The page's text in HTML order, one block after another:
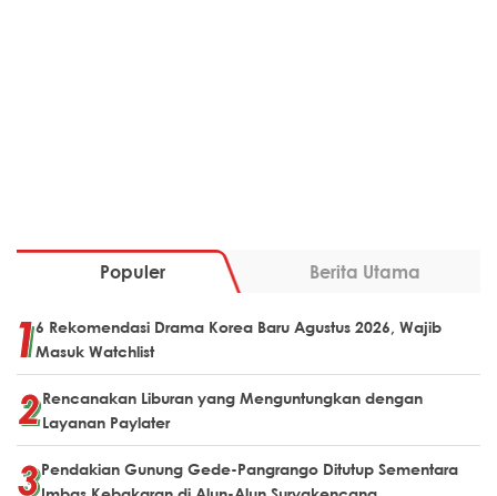
Populer Berita Utama
6 Rekomendasi Drama Korea Baru Agustus 2026, Wajib
Masuk Watchlist
Rencanakan Liburan yang Menguntungkan dengan
Layanan Paylater
Pendakian Gunung Gede-Pangrango Ditutup Sementara